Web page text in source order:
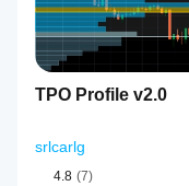
the
platform’s
selected
timezone.
Key
features
symbol-
based
filtering
TPO Profile v2.0
srlcarlg
4.8 (7)